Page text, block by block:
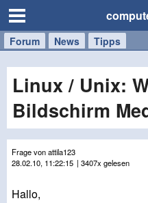
Forum News Tipps
Handy
Tablet
Windows
Mac
Linux / Unix:
Bildschirm
Frage von attila123
28.02.10, 11:22:15 | 3407x gelesen
Hallo,